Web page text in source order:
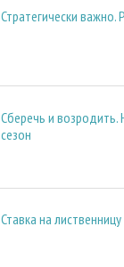
Стратегически важно.
Сберечь и
сезон
Ставка на лиственницу